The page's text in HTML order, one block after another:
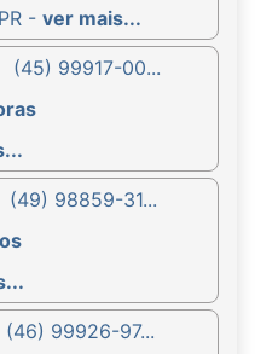
- ver mais...
(45) 99917-00...
(49) 98859-31...
(46) 99926-97...